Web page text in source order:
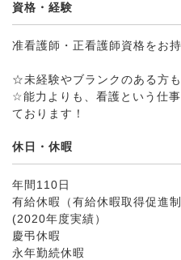
資格・経験
准看護師・正看護師資格をお
☆未経験やブランクのある方も
☆能力よりも、看護という仕
ております！
休日・休暇
年間110日
有給休暇（有給休暇取得促進
(2020年度実績）
慶弔休暇
永年勤続休暇